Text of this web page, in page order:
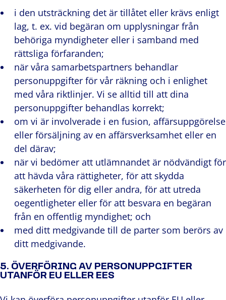
i den utsträckning det är tillåtet eller krävs enligt
lag, t. ex. vid begäran om upplysningar från
behöriga myndigheter eller i samband med
rättsliga förfaranden;
när våra samarbetspartners behandlar
personuppgifter för vår räkning och i enlighet
med våra riktlinjer. Vi se alltid till att dina
personuppgifter behandlas korrekt;
om vi är involverade i en fusion, affärsuppgörelse
eller försäljning av en affärsverksamhet eller en
del därav;
när vi bedömer att utlämnandet är nödvändigt för
att hävda våra rättigheter, för att skydda
säkerheten för dig eller andra, för att utreda
oegentligheter eller för att besvara en begäran
från en offentlig myndighet; och
med ditt medgivande till de parter som berörs av
ditt medgivande.
5. ÖVERFÖRING AV PERSONUPPGIFTER
UTANFÖR EU ELLER EES